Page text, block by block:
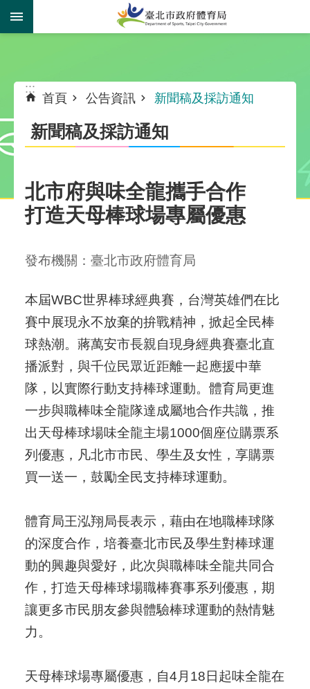
跳到主要內容區塊
:::
首頁 公告資訊 新聞稿及採訪通知
新聞稿及採訪通知
北市府與味全龍攜手合作
打造天母棒球場專屬優惠
發布機關：臺北市政府體育局
本屆WBC世界棒球經典賽，台灣英雄們在比
賽中展現永不放棄的拚戰精神，掀起全民棒
球熱潮。蔣萬安市長親自現身經典賽臺北直
播派對，與千位民眾近距離一起應援中華
隊，以實際行動支持棒球運動。體育局更進
一步與職棒味全龍隊達成屬地合作共識，推
出天母棒球場味全龍主場1000個座位購票系
列優惠，凡北市市民、學生及女性，享購票
買一送一，鼓勵全民支持棒球運動。
體育局王泓翔局長表示，藉由在地職棒球隊
的深度合作，培養臺北市民及學生對棒球運
動的興趣與愛好，此次與職棒味全龍共同合
作，打造天母棒球場職棒賽事系列優惠，期
讓更多市民朋友參與體驗棒球運動的熱情魅
力。
天母棒球場專屬優惠，自4月18日起味全龍在